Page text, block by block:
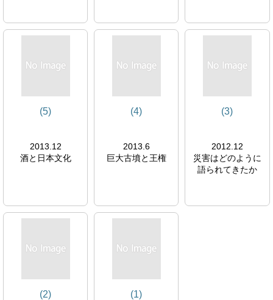
(5)
2013.12
酒と日本文化
(4)
2013.6
巨大古墳と王権
(3)
2012.12
災害はどのように
語られてきたか
(2) (1)